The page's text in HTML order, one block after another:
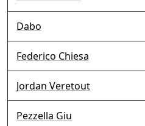
Dabo
Federico Chiesa
Jordan Veretout
Pezzella Giu